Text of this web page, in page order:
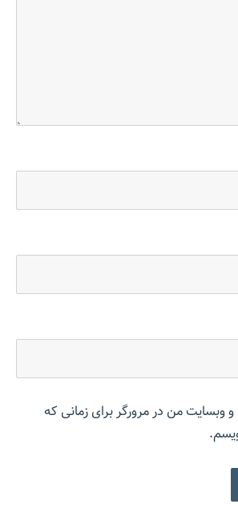
و وبسایت من در مرورگر برای زمانی که